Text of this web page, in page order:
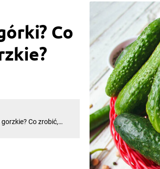
Co
Co zrobić,